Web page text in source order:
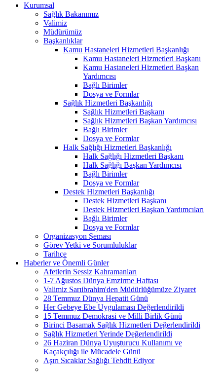
Kurumsal
Sağlık Bakanımız
Valimiz
Müdürümüz
Başkanlıklar
Kamu Hastaneleri Hizmetleri Başkanlığı
Kamu Hastaneleri Hizmetleri Başkanı
Kamu Hastaneleri Hizmetleri Başkan
Yardımcısı
Bağlı Birimler
Dosya ve Formlar
Sağlık Hizmetleri Başkanlığı
Sağlık Hizmetleri Başkanı
Sağlık Hizmetleri Başkan Yardımcısı
Bağlı Birimler
Dosya ve Formlar
Halk Sağlığı Hizmetleri Başkanlığı
Halk Sağlığı Hizmetleri Başkanı
Halk Sağlığı Başkan Yardımcısı
Bağlı Birimler
Dosya ve Formlar
Destek Hizmetleri Başkanlığı
Destek Hizmetleri Başkanı
Destek Hizmetleri Başkan Yardımcıları
Bağlı Birimler
Dosya ve Formlar
Organizasyon Şeması
Görev Yetki ve Sorumluluklar
Tarihçe
Haberler ve Önemli Günler
Afetlerin Sessiz Kahramanları
1-7 Ağustos Dünya Emzirme Haftası
Valimiz Sarıibrahim'den Müdürlüğümüze Ziyaret
28 Temmuz Dünya Hepatit Günü
Her Gebeye Ebe Uygulaması Değerlendirildi
15 Temmuz Demokrasi ve Milli Birlik Günü
Birinci Basamak Sağlık Hizmetleri Değerlendirildi
Sağlık Hizmetleri Yerinde Değerlendirildi
26 Haziran Dünya Uyuşturucu Kullanımı ve
Kaçakçılığı ile Mücadele Günü
Aşırı Sıcaklar Sağlığı Tehdit Ediyor